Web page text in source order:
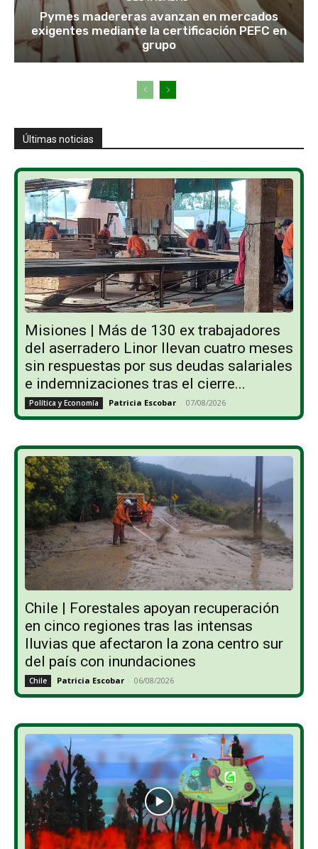
Pymes madereras avanzan en mercados
exigentes mediante la certificación PEFC en
grupo
Últimas noticias
Misiones | Más de 130 ex trabajadores
del aserradero Linor llevan cuatro meses
sin respuestas por sus deudas salariales
e indemnizaciones tras el cierre...
Política y Economía Patricia Escobar - 07/08/2026
Chile | Forestales apoyan recuperación
en cinco regiones tras las intensas
lluvias que afectaron la zona centro sur
del país con inundaciones
Chile Patricia Escobar - 06/08/2026